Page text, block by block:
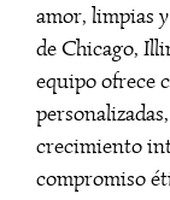
amor, limpias
de Chicago,
equipo ofrece
crecimiento
compromiso